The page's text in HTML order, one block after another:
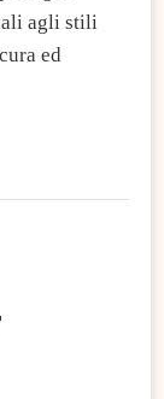
agli stili
ed